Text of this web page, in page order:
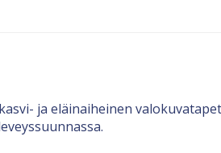
ja eläinaiheinen